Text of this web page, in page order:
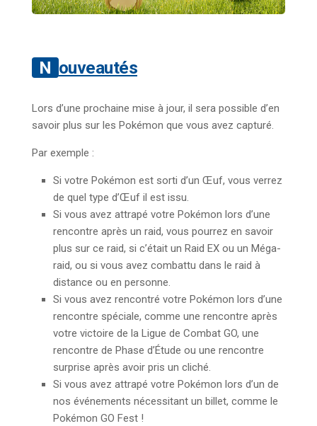
Nouveautés
Lors d’une prochaine mise à jour, il sera possible d’en
savoir plus sur les Pokémon que vous avez capturé.
Par exemple :
Si votre Pokémon est sorti d’un Œuf, vous verrez
de quel type d’Œuf il est issu.
Si vous avez attrapé votre Pokémon lors d’une
rencontre après un raid, vous pourrez en savoir
plus sur ce raid, si c’était un Raid EX ou un Méga-
raid, ou si vous avez combattu dans le raid à
distance ou en personne.
Si vous avez rencontré votre Pokémon lors d’une
rencontre spéciale, comme une rencontre après
votre victoire de la Ligue de Combat GO, une
rencontre de Phase d’Étude ou une rencontre
surprise après avoir pris un cliché.
Si vous avez attrapé votre Pokémon lors d’un de
nos événements nécessitant un billet, comme le
Pokémon GO Fest !